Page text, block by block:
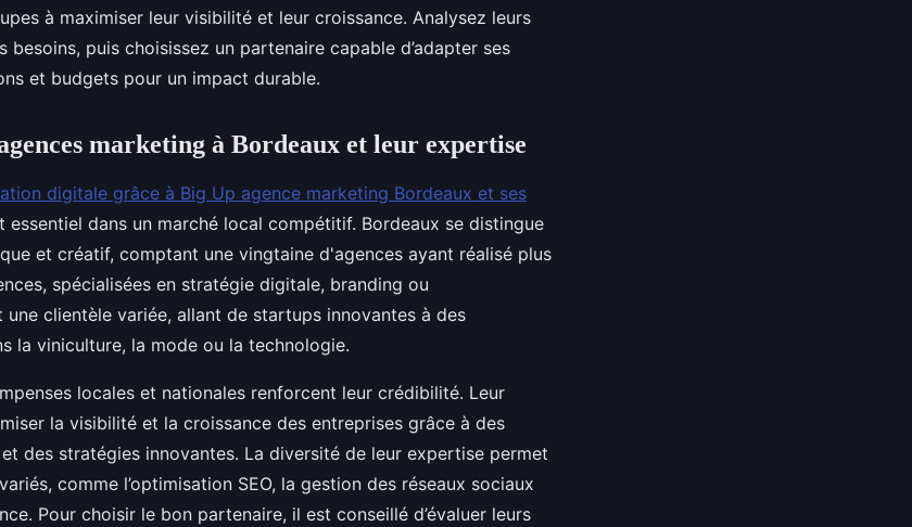
à maximiser leur visibilité et leur croissance. Analysez leurs
besoins, puis choisissez un partenaire capable d’adapter ses
et budgets pour un impact durable.
marketing à Bordeaux et leur expertise
digitale grâce à Big Up agence marketing Bordeaux et ses
essentiel dans un marché local compétitif. Bordeaux se distingue
et créatif, comptant une vingtaine d'agences ayant réalisé plus
spécialisées en stratégie digitale, branding ou
clientèle variée, allant de startups innovantes à des
la viniculture, la mode ou la technologie.
locales et nationales renforcent leur crédibilité. Leur
la visibilité et la croissance des entreprises grâce à des
des stratégies innovantes. La diversité de leur expertise permet
comme l’optimisation SEO, la gestion des réseaux sociaux
Pour choisir le bon partenaire, il est conseillé d’évaluer leurs